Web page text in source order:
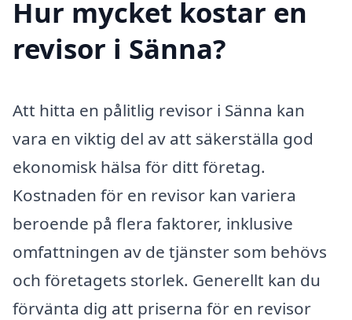
Hur mycket kostar en
revisor i Sänna?
Att hitta en pålitlig revisor i Sänna kan
vara en viktig del av att säkerställa god
ekonomisk hälsa för ditt företag.
Kostnaden för en revisor kan variera
beroende på flera faktorer, inklusive
omfattningen av de tjänster som behövs
och företagets storlek. Generellt kan du
förvänta dig att priserna för en revisor